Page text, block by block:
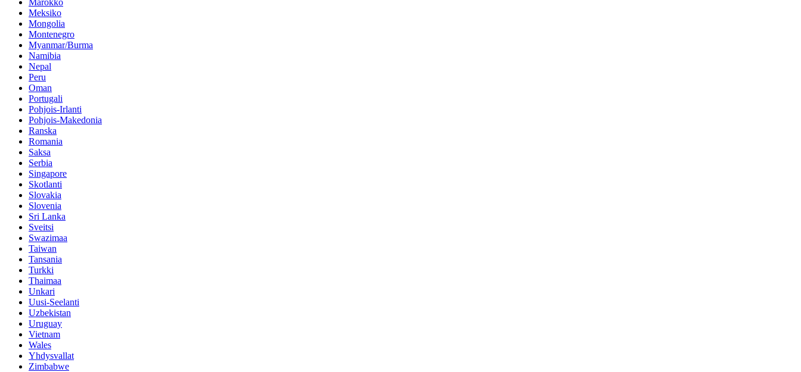
Meksiko
Mongolia
Montenegro
Myanmar/Burma
Namibia
Nepal
Peru
Oman
Portugali
Pohjois-Irlanti
Pohjois-Makedonia
Ranska
Romania
Saksa
Serbia
Singapore
Skotlanti
Slovakia
Slovenia
Sri Lanka
Sveitsi
Swazimaa
Taiwan
Tansania
Turkki
Thaimaa
Unkari
Uusi-Seelanti
Uzbekistan
Uruguay
Vietnam
Wales
Yhdysvallat
Zimbabwe